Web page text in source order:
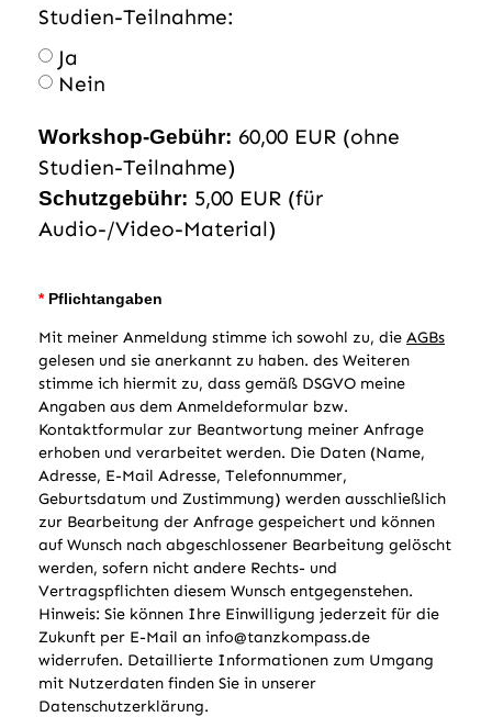
Studien-Teilnahme:
Ja
Nein
Workshop-Gebühr: 60,00 EUR (ohne
Studien-Teilnahme)
Schutzgebühr: 5,00 EUR (für
Audio-/Video-Material)
*Pflichtangaben
Mit meiner Anmeldung stimme ich sowohl zu, die AGBs
gelesen und sie anerkannt zu haben. des Weiteren
stimme ich hiermit zu, dass gemäß DSGVO meine
Angaben aus dem Anmeldeformular bzw.
Kontaktformular zur Beantwortung meiner Anfrage
erhoben und verarbeitet werden. Die Daten (Name,
Adresse, E-Mail Adresse, Telefonnummer,
Geburtsdatum und Zustimmung) werden ausschließlich
zur Bearbeitung der Anfrage gespeichert und können
auf Wunsch nach abgeschlossener Bearbeitung gelöscht
werden, sofern nicht andere Rechts- und
Vertragspflichten diesem Wunsch entgegenstehen.
Hinweis: Sie können Ihre Einwilligung jederzeit für die
Zukunft per E-Mail an info@tanzkompass.de
widerrufen. Detaillierte Informationen zum Umgang
mit Nutzerdaten finden Sie in unserer
Datenschutzerklärung.